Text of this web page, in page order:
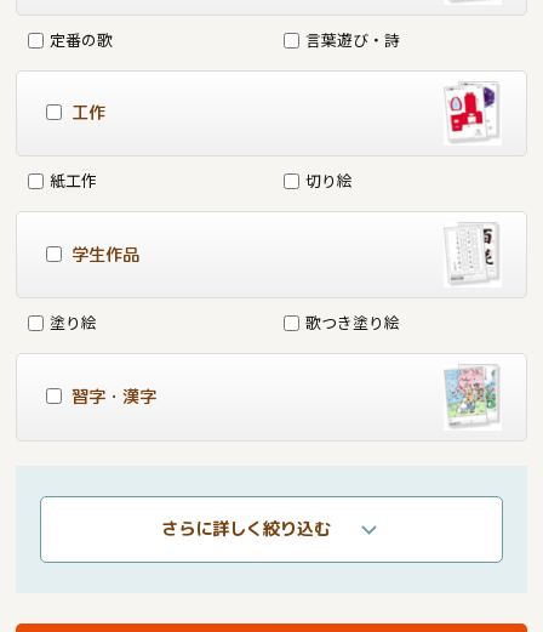
定番の歌 言葉遊び・詩
工作
紙工作 切り絵
学生作品
塗り絵 歌つき塗り絵
習字・漢字
さらに詳しく絞り込む